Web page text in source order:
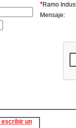
*Ramo
Mensaje:
escribir un